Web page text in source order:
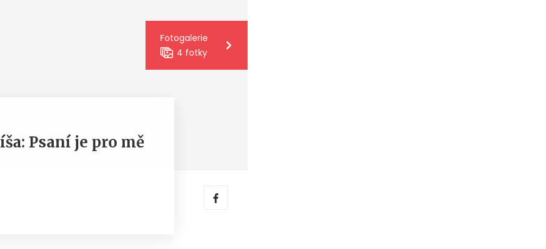
Fotogalerie
4 fotky
Psaní je pro mě